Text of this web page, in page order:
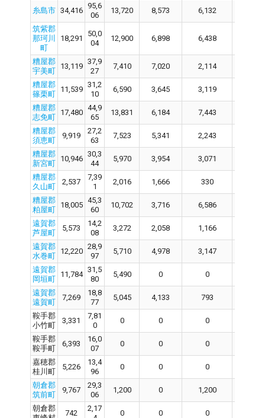
糸島市 34,416
95,6
06
13,720 8,573 6,132
筑紫郡
那珂川
町
18,291
50,0
04
12,900 6,898 6,438
糟屋郡
宇美町
13,119
37,9
27
7,410 7,020 2,114
糟屋郡
篠栗町
11,539
31,2
10
6,590 3,645 3,119
糟屋郡
志免町
17,480
44,9
65
13,831 6,184 7,443
糟屋郡
須恵町
9,919
27,2
63
7,523 5,341 2,243
糟屋郡
新宮町
10,946
30,3
44
5,970 3,954 3,071
糟屋郡
久山町
2,537
7,39
1
2,016 1,666 330
糟屋郡
粕屋町
18,005
45,3
60
10,702 3,716 6,586
遠賀郡
芦屋町
5,573
14,2
08
3,272 2,058 1,166
遠賀郡
水巻町
12,220
28,9
97
5,710 4,978 3,147
遠賀郡
岡垣町
11,784
31,5
80
5,490 0 0
遠賀郡
遠賀町
7,269
18,8
77
5,045 4,133 793
鞍手郡
小竹町
3,331
7,81
0
0 0 0
鞍手郡
鞍手町
6,393
16,0
07
0 0 0
嘉穂郡
桂川町
5,226
13,4
96
0 0 0
朝倉郡
筑前町
9,767
29,3
06
1,200 0 1,200
朝倉郡
742
2,17
0 0 0